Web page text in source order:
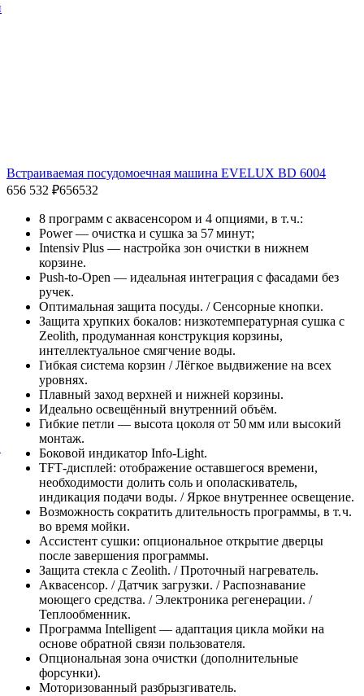
Встраиваемая посудомоечная машина EVELUX BD 6004
656 532 ₽656532
8 программ с аквасенсором и 4 опциями, в т. ч.:
Power — очистка и сушка за 57 минут;
Intensiv Plus — настройка зон очистки в нижнем
корзине.
Push‑to‑Open — идеальная интеграция с фасадами без
ручек.
Оптимальная защита посуды. / Сенсорные кнопки.
Защита хрупких бокалов: низкотемпературная сушка с
Zeolith, продуманная конструкция корзины,
интеллектуальное смягчение воды.
Гибкая система корзин / Лёгкое выдвижение на всех
уровнях.
Плавный заход верхней и нижней корзины.
Идеально освещённый внутренний объём.
Гибкие петли — высота цоколя от 50 мм или высокий
монтаж.
Боковой индикатор Info‑Light.
TFT‑дисплей: отображение оставшегося времени,
необходимости долить соль и ополаскиватель,
индикация подачи воды. / Яркое внутреннее освещение.
Возможность сократить длительность программы, в т. ч.
во время мойки.
Ассистент сушки: опциональное открытие дверцы
после завершения программы.
Защита стекла с Zeolith. / Проточный нагреватель.
Аквасенсор. / Датчик загрузки. / Распознавание
моющего средства. / Электроника регенерации. /
Теплообменник.
Программа Intelligent — адаптация цикла мойки на
основе обратной связи пользователя.
Опциональная зона очистки (дополнительные
форсунки).
Моторизованный разбрызгиватель.